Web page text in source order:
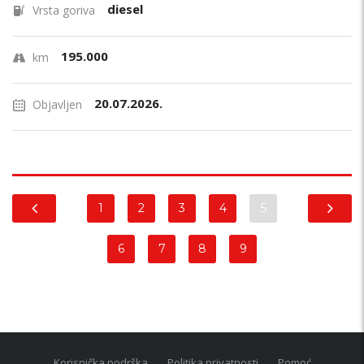
Vrsta goriva diesel
km 195.000
Objavljen 20.07.2026.
1 2 3 4 5
6 7 8 9